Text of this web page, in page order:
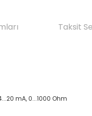
Taksit
mA, 0...1000 Ohm